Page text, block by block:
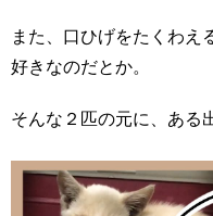
また、口ひげをたくわえ
好きなのだとか。
そんな２匹の元に、ある